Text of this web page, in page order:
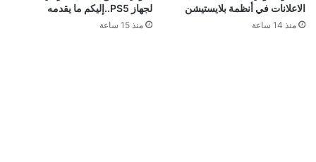
الاعلانات في أنظمة بلايستيشن
منذ 14 ساعة
لجهاز PS5..إليكم ما يقدمه
منذ 15 ساعة